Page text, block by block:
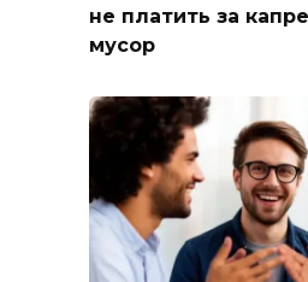
не платить за
мусор